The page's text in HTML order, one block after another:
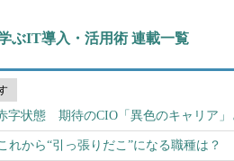
ぶIT導入・活用術 連載一覧
字状態 期待のCIO「異色のキャリア」
れから“引っ張りだこ”になる職種は？